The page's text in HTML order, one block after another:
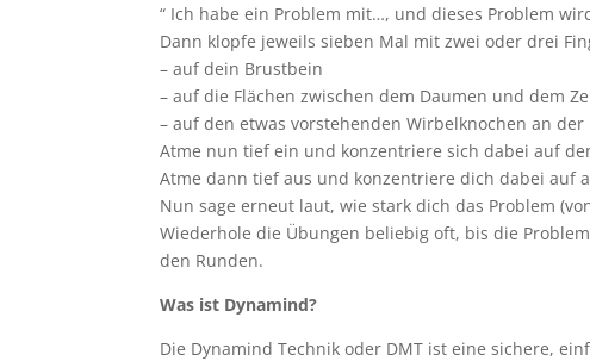
“ Ich habe ein Problem mit…, und dieses Problem
Dann klopfe jeweils sieben Mal mit zwei oder drei
– auf dein Brustbein
– auf die Flächen zwischen dem Daumen und dem
– auf den etwas vorstehenden Wirbelknochen an der
Atme nun tief ein und konzentriere sich dabei auf
Atme dann tief aus und konzentriere dich dabei auf
Nun sage erneut laut, wie stark dich das Problem
Wiederhole die Übungen beliebig oft, bis die
den Runden.
Was ist Dynamind?
Die Dynamind Technik oder DMT ist eine sichere,